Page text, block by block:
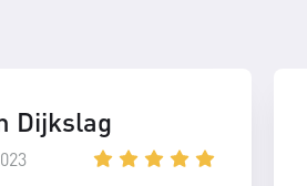
Dijkslag